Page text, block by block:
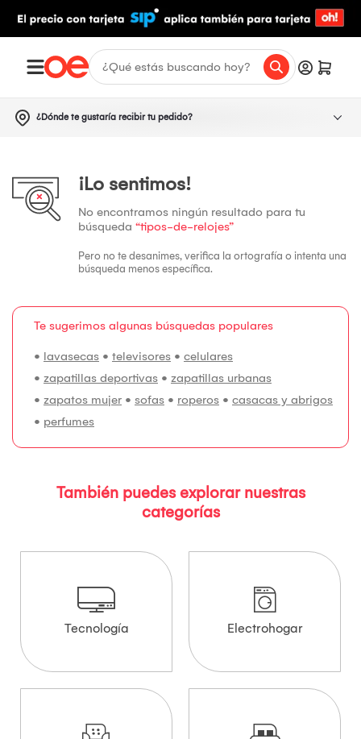
¿Dónde te gustaría recibir tu pedido?
¡Lo sentimos!
No encontramos ningún resultado para tu
búsqueda “tipos-de-relojes”
Pero no te desanimes, verifica la ortografía o intenta una
búsqueda menos específica.
Te sugerimos algunas búsquedas populares
• lavasecas • televisores • celulares
• zapatillas deportivas • zapatillas urbanas
• zapatos mujer • sofas • roperos • casacas y abrigos
• perfumes
También puedes explorar nuestras
categorías
Tecnología Electrohogar